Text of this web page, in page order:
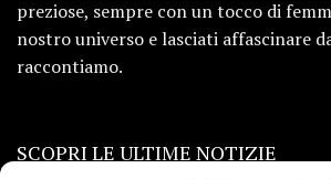
preziose, sempre con un tocco di
nostro universo e lasciati affascinare
raccontiamo.
SCOPRI LE ULTIME NOTIZIE